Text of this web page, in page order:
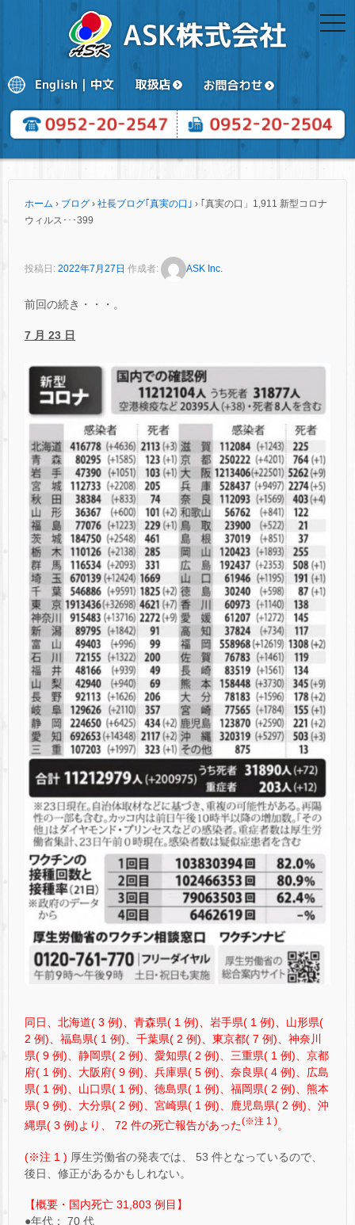
ホーム › ブログ › 社長ブログ｢真実の口｣ › ｢真実の口」1,911 新型コロナ
ウィルス･･･399
投稿日: 2022年7月27日 作成者: ASK Inc.
前回の続き・・・。
7 月 23 日
同日、北海道( 3 例)、青森県( 1 例)、岩手県( 1 例)、山形県(
2 例)、福島県( 1 例)、千葉県( 2 例)、東京都( 7 例)、神奈川
県( 9 例)、静岡県( 2 例)、愛知県( 2 例)、三重県( 1 例)、京都
府( 1 例)、大阪府( 9 例)、兵庫県( 5 例)、奈良県( 4 例)、広島
県( 1 例)、山口県( 1 例)、徳島県( 1 例)、福岡県( 2 例)、熊本
県( 9 例)、大分県( 2 例)、宮崎県( 1 例)、鹿児島県( 2 例)、沖
縄県( 3 例)より、 72 件の死亡報告があった(※注 1 )。
(※注 1 ) 厚生労働省の発表では、 53 件となっているので、
後日、修正があるかもしれない。
【概要・国内死亡 31,803 例目】
●年代： 70 代